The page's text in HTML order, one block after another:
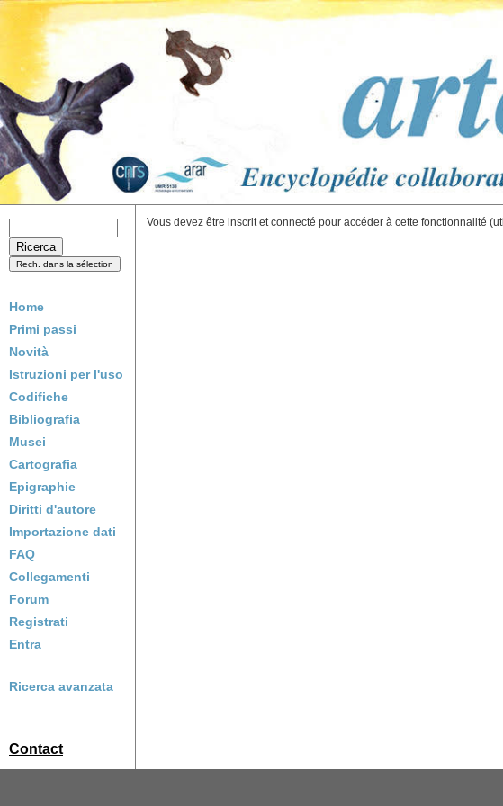
Home
Primi passi
Novità
Istruzioni per l'uso
Codifiche
Bibliografia
Musei
Cartografia
Epigraphie
Diritti d'autore
Importazione dati
FAQ
Collegamenti
Forum
Registrati
Entra
Ricerca avanzata
Contact
Vous devez être inscrit et connecté pour accéder à cette fonctionnalité